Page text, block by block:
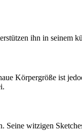
ihn in seinem
Körpergröße ist
witzigen